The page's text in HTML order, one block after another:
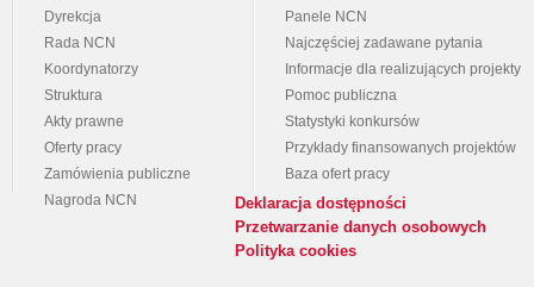
Dyrekcja
Rada NCN
Koordynatorzy
Struktura
Akty prawne
Oferty pracy
Zamówienia publiczne
Nagroda NCN
Panele NCN
Najczęściej zadawane pytania
Informacje dla realizujących projekty
Pomoc publiczna
Statystyki konkursów
Przykłady finansowanych projektów
Baza ofert pracy
Deklaracja dostępności
Przetwarzanie danych osobowych
Polityka cookies